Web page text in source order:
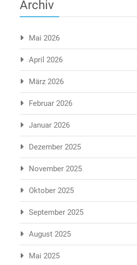
Archiv
Mai 2026
April 2026
März 2026
Februar 2026
Januar 2026
Dezember 2025
November 2025
Oktober 2025
September 2025
August 2025
Mai 2025